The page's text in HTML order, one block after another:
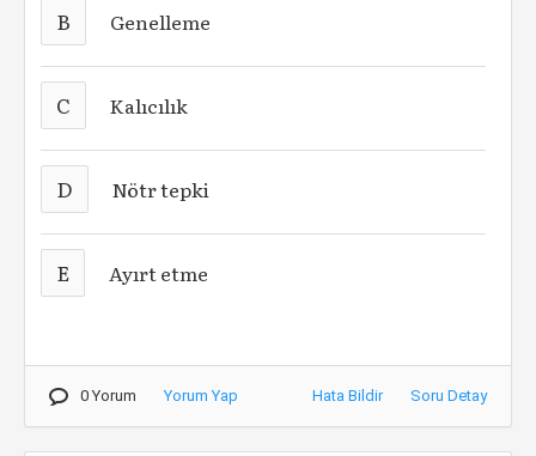
B Genelleme
C Kalıcılık
D Nötr tepki
E Ayırt etme
0 Yorum Yorum Yap Hata Bildir Soru Detay